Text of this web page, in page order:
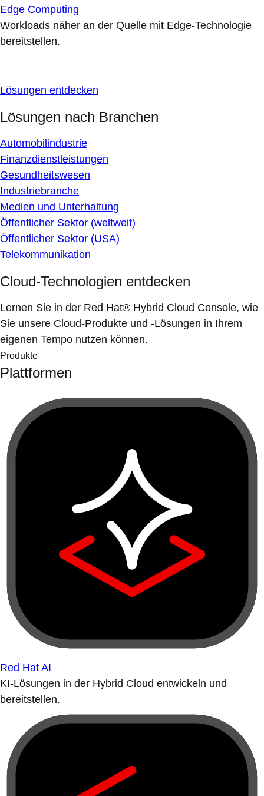
Edge Computing
Workloads näher an der Quelle mit Edge-Technologie
bereitstellen.
Lösungen entdecken
Lösungen nach Branchen
Automobilindustrie
Finanzdienstleistungen
Gesundheitswesen
Industriebranche
Medien und Unterhaltung
Öffentlicher Sektor (weltweit)
Öffentlicher Sektor (USA)
Telekommunikation
Cloud-Technologien entdecken
Lernen Sie in der Red Hat® Hybrid Cloud Console, wie
Sie unsere Cloud-Produkte und -Lösungen in Ihrem
eigenen Tempo nutzen können.
Produkte
Plattformen
Red Hat AI
KI-Lösungen in der Hybrid Cloud entwickeln und
bereitstellen.